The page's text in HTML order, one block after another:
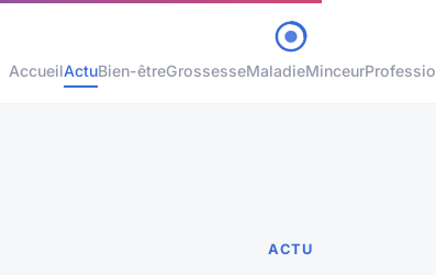
AccueilActuBien-êtreGrossesseMaladieMinceur
ACTU